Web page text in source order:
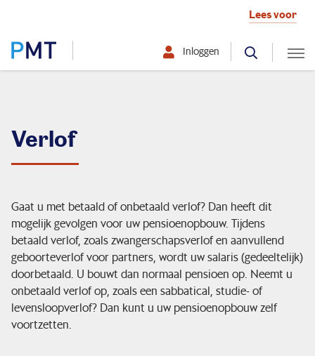
Lees voor
Werkgever
Over PMT
Inloggen
Mijn situatie verandert
Ik ontvang pensioen
Verlof
Gaat u met betaald of onbetaald verlof? Dan heeft dit
mogelijk gevolgen voor uw pensioenopbouw. Tijdens
betaald verlof, zoals zwangerschapsverlof en aanvullend
geboorteverlof voor partners, wordt uw salaris (gedeeltelijk)
doorbetaald. U bouwt dan normaal pensioen op. Neemt u
onbetaald verlof op, zoals een sabbatical, studie- of
levensloopverlof? Dan kunt u uw pensioenopbouw zelf
voortzetten.